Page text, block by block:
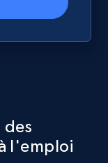
des
l'emploi